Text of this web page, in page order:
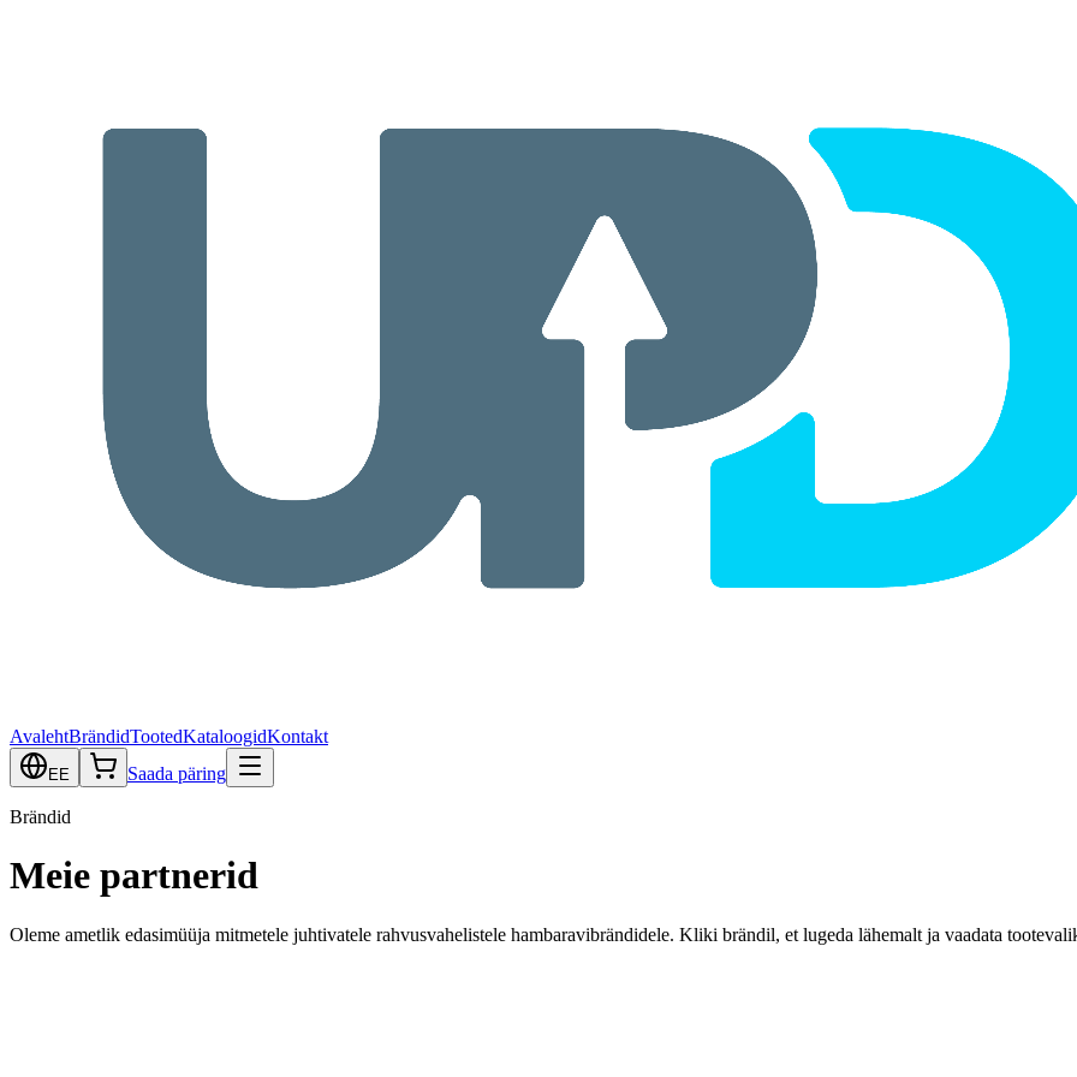
AvalehtBrändidTootedKataloogidKontakt
EE Saada päring
Brändid
Meie partnerid
Oleme ametlik edasimüüja mitmetele juhtivatele rahvusvahelistele hambaravibrändidele. Kliki brändil, et lugeda lähemalt ja vaadata